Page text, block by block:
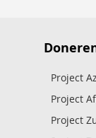
Project
Project
Project